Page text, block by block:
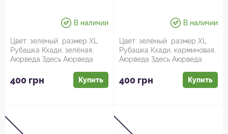
В наличии
Цвет: зелёный размер XL
Рубашка Кхади, зелёная,
Аюрведа Здесь Аюрведа
аюр...
400 грн Купить
В наличии
Цвет: зелёный размер XL
Рубашка Кхади, карминовая,
Аюрведа Здесь Аюрведа
400 грн Купить